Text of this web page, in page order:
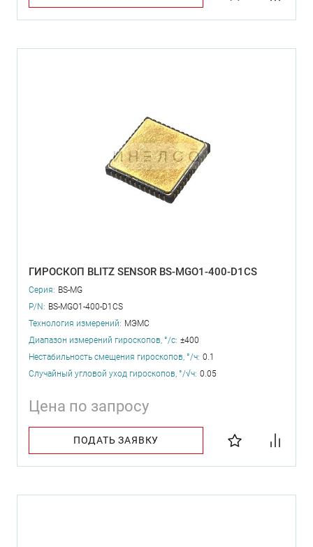
ГИРОСКОП BLITZ SENSOR BS-MGO1-400-D1CS
Серия: BS-MG
P/N: BS-MGO1-400-D1CS
Технология измерений: МЭМС
Диапазон измерений гироскопов, °/с: ±400
Нестабильность смещения гироскопов, °/ч: 0.1
Случайный угловой уход гироскопов, °/√ч: 0.05
Цена по запросу
ПОДАТЬ ЗАЯВКУ